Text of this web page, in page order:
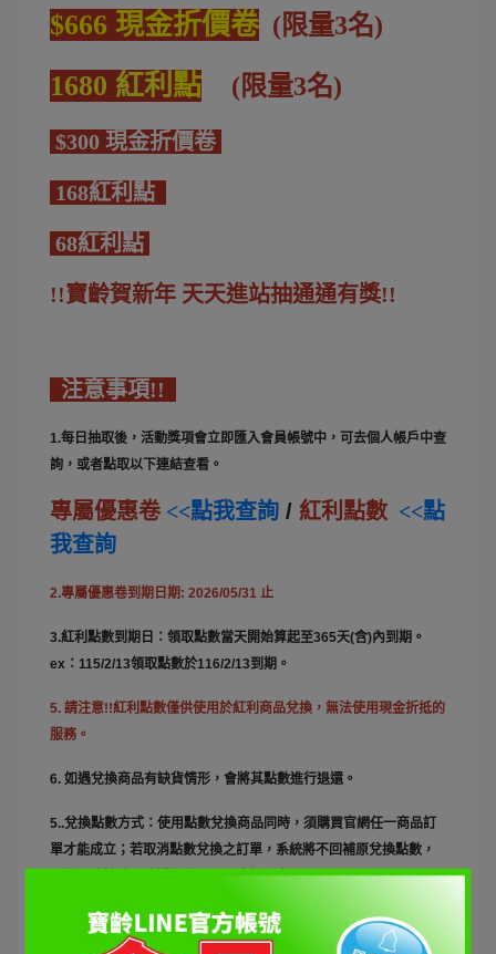
$666 現金折價卷 (限量3名)
1680 紅利點 (限量3名)
$300 現金折價卷
168紅利點
68紅利點
!!寶齡賀新年 天天進站抽通通有獎!!
注意事項!!
1.每日抽取後，活動獎項會立即匯入會員帳號中，可去個人帳戶中查
詢，或者點取以下連結查看。
專屬優惠卷<<點我查詢 / 紅利點數 <<點
我查詢
2.專屬優惠卷到期日期: 2026/05/31 止
3.紅利點數到期日：領取點數當天開始算起至365天(含)內到期。
ex：115/2/13領取點數於116/2/13到期。
5. 請注意!!紅利點數僅供使用於紅利商品兌換，無法使用現金折抵的
服務。
6. 如遇兌換商品有缺貨情形，會將其點數進行退還。
5..兌換點數方式：使用點數兌換商品同時，須購買官網任一商品訂
單才能成立；若取消點數兌換之訂單，系統將不回補原兌換點數，
下單同時請務必確認訂單細項及金額內容。
6.寶齡富錦生技股份有限公司保留最終活動調整異動之權益。